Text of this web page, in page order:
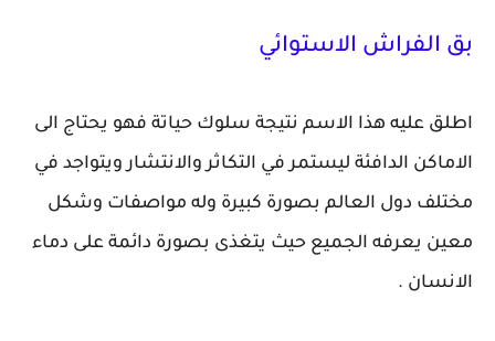
بق الفراش الاستوائي
اطلق عليه هذا الاسم نتيجة سلوك حياتة فهو يحتاج الى
الاماكن الدافئة ليستمر في التكاثر والانتشار ويتواجد في
مختلف دول العالم بصورة كبيرة وله مواصفات وشكل
معين يعرفه الجميع حيث يتغذى بصورة دائمة على دماء
الانسان .